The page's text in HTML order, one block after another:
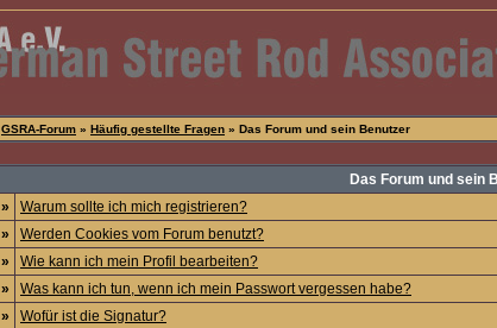
GSRA-Forum » Häufig gestellte Fragen » Das Forum und sein Benutzer
Das Forum und sein
»
Warum sollte ich mich registrieren?
»
Werden Cookies vom Forum benutzt?
»
Wie kann ich mein Profil bearbeiten?
»
Was kann ich tun, wenn ich mein Passwort vergessen habe?
»
Wofür ist die Signatur?